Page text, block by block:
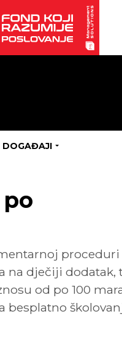
DOGAĐAJI
dječiji dodatak,
od po 100